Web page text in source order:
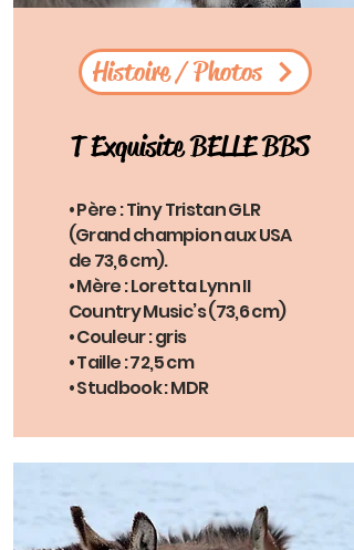
Histoire / Photos
T Exquisite BELLE BBS
• Père : Tiny Tristan GLR
(Grand champion aux USA
de 73,6 cm).
• Mère : Loretta Lynn II
Country Music’s (73,6 cm)
• Couleur : gris
• Taille : 72,5 cm
• Studbook : MDR